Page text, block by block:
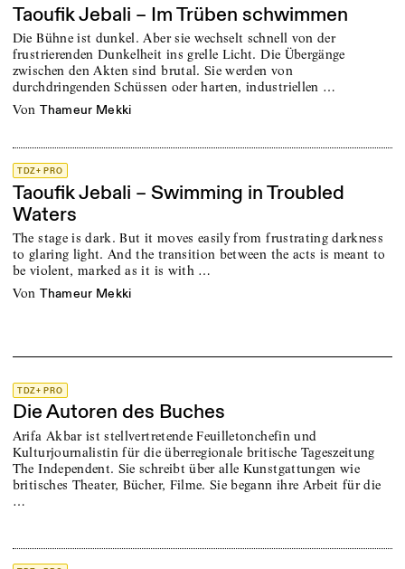
Taoufik Jebali – Im Trüben schwimmen
Die Bühne ist dunkel. Aber sie wechselt schnell von der
frustrierenden Dunkelheit ins grelle Licht. Die Übergänge
zwischen den Akten sind brutal. Sie werden von
durchdringenden Schüssen oder harten, industriellen …
von Thameur Mekki
TDZ+ PRO
Taoufik Jebali – Swimming in Troubled
Waters
The stage is dark. But it moves easily from frustrating darkness
to glaring light. And the transition between the acts is meant to
be violent, marked as it is with …
von Thameur Mekki
TDZ+ PRO
Die Autoren des Buches
Arifa Akbar ist stellvertretende Feuilletonchefin und
Kulturjournalistin für die überregionale britische Tageszeitung
The Independent. Sie schreibt über alle Kunstgattungen wie
britisches Theater, Bücher, Filme. Sie begann ihre Arbeit für die
…